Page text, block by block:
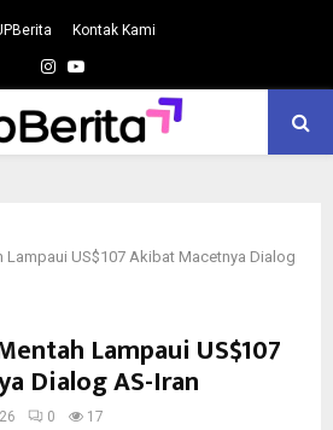
Kontak Kami
Instagram
Youtube
Lampaui US$107 Akibat Macetnya Dialog
Lampaui US$107
Dialog AS-Iran
0 17